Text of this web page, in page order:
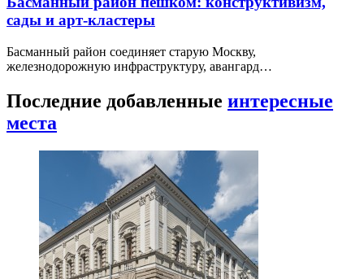
сады и арт-кластеры
Басманный район соединяет старую Москву,
железнодорожную инфраструктуру, авангард…
Последние добавленные интересные
места